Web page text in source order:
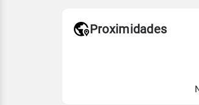
de Tempo e
Proximidades